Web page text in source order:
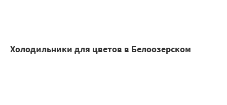
Холодильники для цветов в Белоозерском